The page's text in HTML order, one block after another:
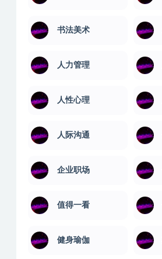
书法美术
人力管理
人性心理
人际沟通
企业职场
值得一看
健身瑜伽